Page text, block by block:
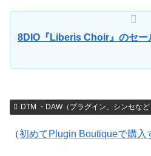
8DIO『Liberis Choir』のセー
DTM ・DAW（プラグイン、シンセな
（初めてPlugin Boutiqueで購入